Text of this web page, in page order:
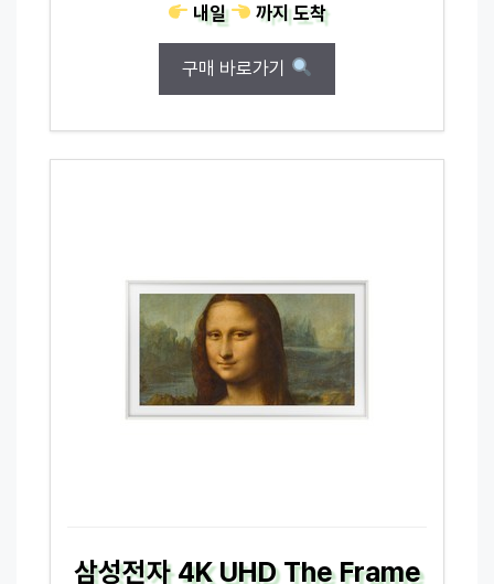
내일
까지도착
구매 바로가기
삼성전자 4K UHD The Frame